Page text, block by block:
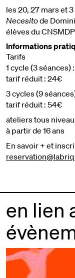
les 20, 27 mars et
Necesitode
élèves du CNSMDP
Informations
Tarifs
1 cycle (3 séances)
tarif réduit : 24€
3 cycles (9
tarif réduit : 54€
ateliers tous
à partir de 16 ans
En savoir + et
en lien